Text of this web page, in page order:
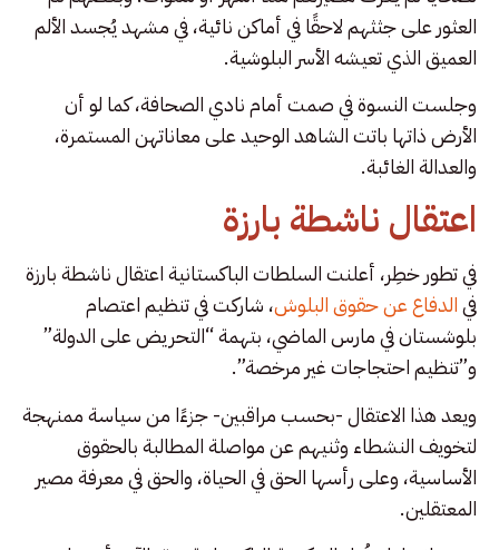
العثور على جثثهم لاحقًا في أماكن نائية، في مشهد يُجسد الألم
العميق الذي تعيشه الأسر البلوشية.
وجلست النسوة في صمت أمام نادي الصحافة، كما لو أن
الأرض ذاتها باتت الشاهد الوحيد على معاناتهن المستمرة،
والعدالة الغائبة.
اعتقال ناشطة بارزة
في تطور خطِر، أعلنت السلطات الباكستانية اعتقال ناشطة بارزة
فيالدفاع عن حقوق البلوش، شاركت في تنظيم اعتصام
بلوشستان في مارس الماضي، بتهمة “التحريض على الدولة”
و”تنظيم احتجاجات غير مرخصة”.
ويعد هذا الاعتقال -بحسب مراقبين- جزءًا من سياسة ممنهجة
لتخويف النشطاء وثنيهم عن مواصلة المطالبة بالحقوق
الأساسية، وعلى رأسها الحق في الحياة، والحق في معرفة مصير
المعتقلين.